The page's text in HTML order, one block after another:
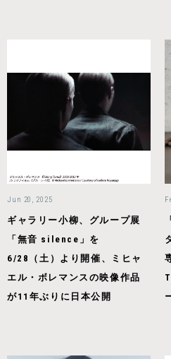
Jun 20, 2025
ギャラリー小柳、グループ展
「無音 silence」を
6/28（土）より開催、ミヒャ
エル・ボレマンスの映像作品
が11年ぶりに日本公開